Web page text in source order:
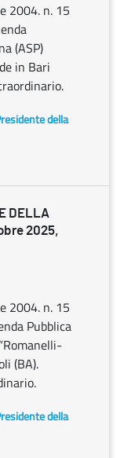
2004. n. 15
(ASP)
in Bari
della
DELLA
2025,
2004. n. 15
Pubblica
(BA).
della